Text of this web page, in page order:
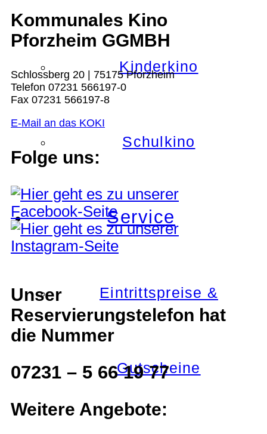
Kinderkino
Schulkino
Service
Eintrittspreise &
Gutscheine
Kommunales Kino
Pforzheim GGMBH
Schlossberg 20 | 75175 Pforzheim
Telefon 07231 566197-0
Fax 07231 566197-8
E-Mail an das KOKI
Folge uns:
Unser
Reservierungstelefon hat
die Nummer
07231 – 5 66 19 77
Weitere Angebote: